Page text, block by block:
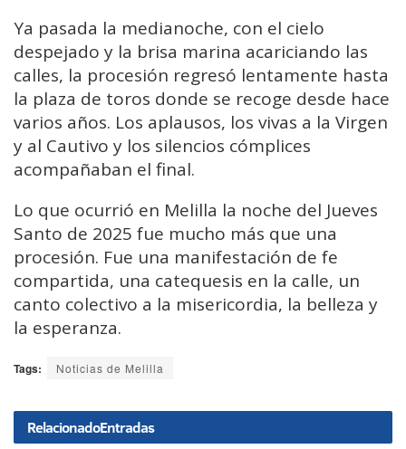
Ya pasada la medianoche, con el cielo
despejado y la brisa marina acariciando las
calles, la procesión regresó lentamente hasta
la plaza de toros donde se recoge desde hace
varios años. Los aplausos, los vivas a la Virgen
y al Cautivo y los silencios cómplices
acompañaban el final.
Lo que ocurrió en Melilla la noche del Jueves
Santo de 2025 fue mucho más que una
procesión. Fue una manifestación de fe
compartida, una catequesis en la calle, un
canto colectivo a la misericordia, la belleza y
la esperanza.
Tags: Noticias de Melilla
RelacionadoEntradas